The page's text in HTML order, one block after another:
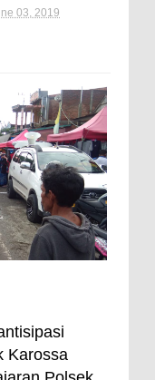
03, 2019
Karossa